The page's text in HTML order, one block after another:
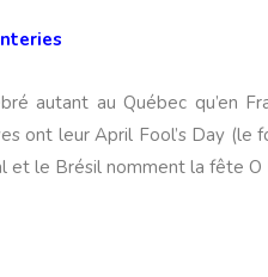
autant au Québec qu’en
ont leur April Fool’s Day (le
et le Brésil nomment la fête O